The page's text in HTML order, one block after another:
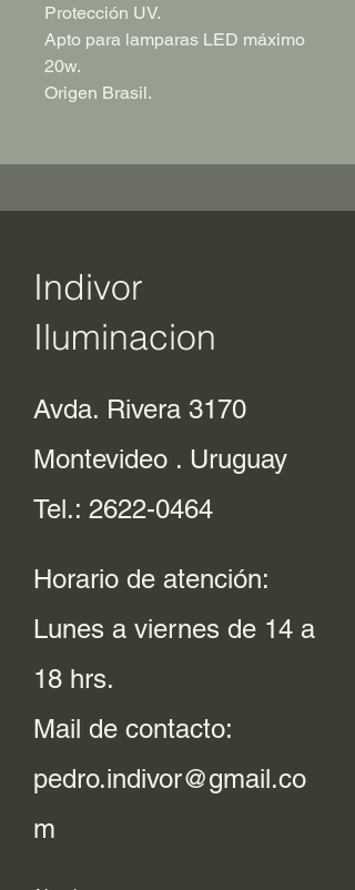
Protección UV.
Apto para lamparas LED máximo
20w.
Origen Brasil.
Indivor
Iluminacion
Avda. Rivera 3170
Montevideo . Uruguay
Tel.: 2622-0464
Horario de atención:
Lunes a viernes de 14 a
18 hrs.
Mail de contacto:
pedro.indivor@gmail.co
m